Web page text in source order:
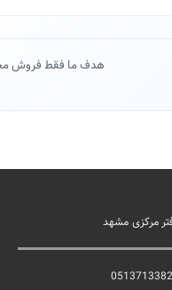
هدف ما فقط فروش
مرکزی مشهد